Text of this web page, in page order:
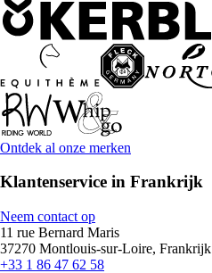
Ontdek al onze merken
Klantenservice in Frankrijk
Neem contact op
11 rue Bernard Maris
37270 Montlouis-sur-Loire, Frankrijk
+33 1 86 47 62 58